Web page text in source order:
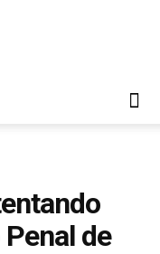
de